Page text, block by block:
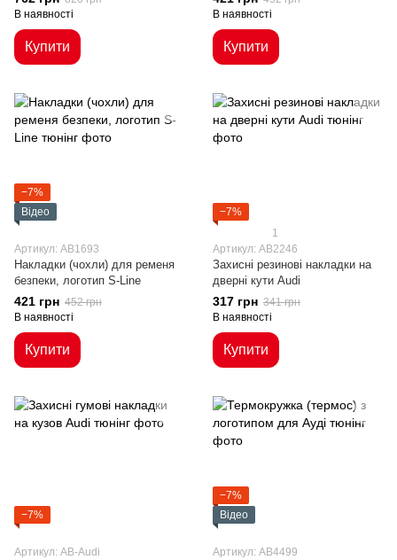
В наявності
Купити
В наявності
Купити
−7%
Відео
Артикул: AB1693
Накладки (чохли) для ременя
безпеки, логотип S-Line
421 грн 452 грн
В наявності
Купити
−7%
1
Артикул: AB2246
Захисні резинові накладки на
дверні кути Audi
317 грн 341 грн
В наявності
Купити
−7%
Артикул: AB-Audi
−7%
Відео
Артикул: AB4499